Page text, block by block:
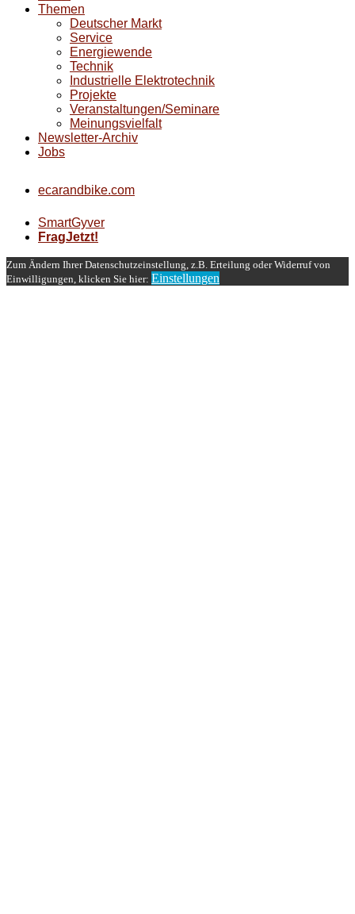
Themen
Deutscher Markt
Service
Energiewende
Technik
Industrielle Elektrotechnik
Projekte
Veranstaltungen/Seminare
Meinungsvielfalt
Newsletter-Archiv
Jobs
ecarandbike.com
SmartGyver
FragJetzt!
Zum Ändern Ihrer Datenschutzeinstellung, z.B. Erteilung oder Widerruf von
Einwilligungen, klicken Sie hier: Einstellungen